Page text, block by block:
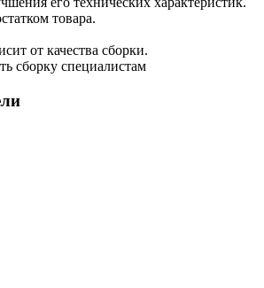
товара.
от качества сборки.
сборку специалистам